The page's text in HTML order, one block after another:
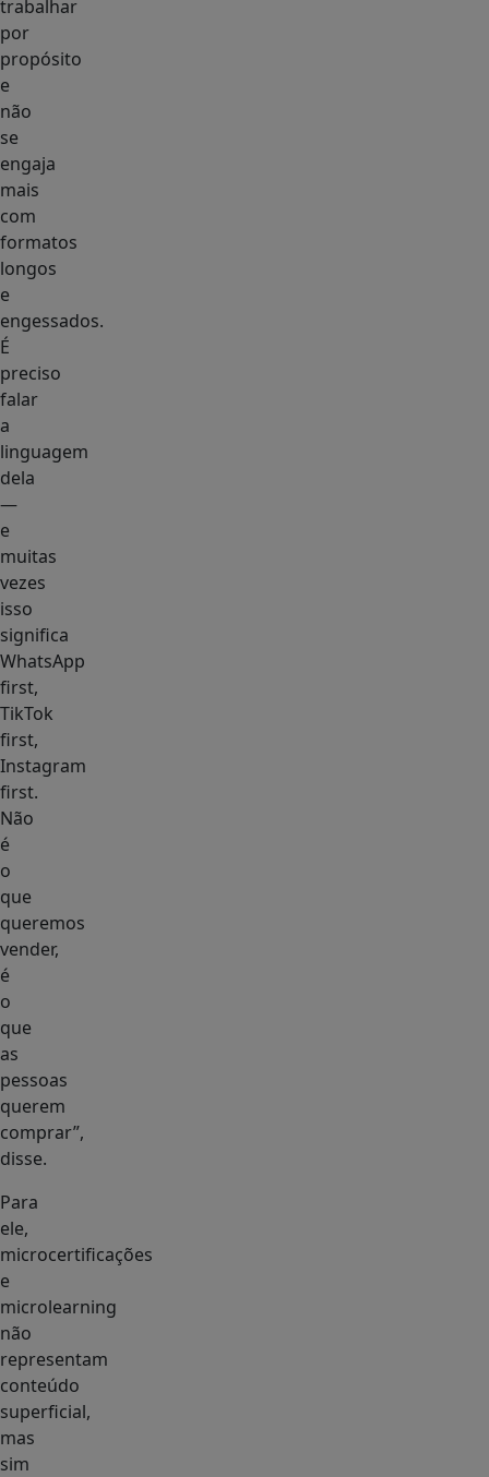
trabalhar
por
propósito
e
não
se
engaja
mais
com
formatos
longos
e
engessados.
É
preciso
falar
a
linguagem
dela
—
e
muitas
vezes
isso
significa
WhatsApp
first,
TikTok
first,
Instagram
first.
Não
é
o
que
queremos
vender,
é
o
que
as
pessoas
querem
comprar”,
disse.
Para
ele,
microcertificações
e
microlearning
não
representam
conteúdo
superficial,
mas
sim